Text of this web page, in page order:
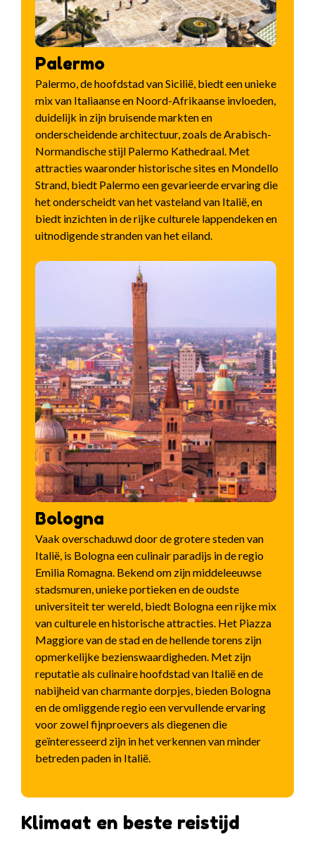
Palermo
Palermo, de hoofdstad van Sicilië, biedt een unieke
mix van Italiaanse en Noord-Afrikaanse invloeden,
duidelijk in zijn bruisende markten en
onderscheidende architectuur, zoals de Arabisch-
Normandische stijl Palermo Kathedraal. Met
attracties waaronder historische sites en Mondello
Strand, biedt Palermo een gevarieerde ervaring die
het onderscheidt van het vasteland van Italië, en
biedt inzichten in de rijke culturele lappendeken en
uitnodigende stranden van het eiland.
Bologna
Vaak overschaduwd door de grotere steden van
Italië, is Bologna een culinair paradijs in de regio
Emilia Romagna. Bekend om zijn middeleeuwse
stadsmuren, unieke portieken en de oudste
universiteit ter wereld, biedt Bologna een rijke mix
van culturele en historische attracties. Het Piazza
Maggiore van de stad en de hellende torens zijn
opmerkelijke bezienswaardigheden. Met zijn
reputatie als culinaire hoofdstad van Italië en de
nabijheid van charmante dorpjes, bieden Bologna
en de omliggende regio een vervullende ervaring
voor zowel fijnproevers als diegenen die
geïnteresseerd zijn in het verkennen van minder
betreden paden in Italië.
Klimaat en beste reistijd